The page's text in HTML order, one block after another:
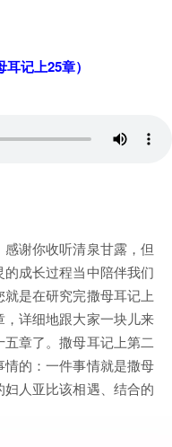
记上25章）
谢你收听清泉甘露，但
成长过程当中陪伴我们
是在研究完撒母耳记上
详细地跟大家一块儿来
章了。撒母耳记上第二
的：一件事情就是撒母
人亚比该相遇、结合的